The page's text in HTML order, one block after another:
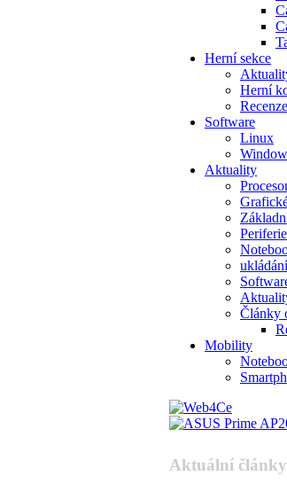
Herní sekce
Herní
Software
Linux
Aktuality
Periferie
Články
Mobility
Aktuální články